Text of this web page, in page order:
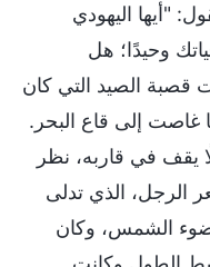
"أيها اليهودي
وحيدًا؛ هل
الصيد التي كان
غاصت إلى قاع البحر.
يقف في قاربه، نظر
الرجل، الذي تدلى
ضوء الشمس، وكان